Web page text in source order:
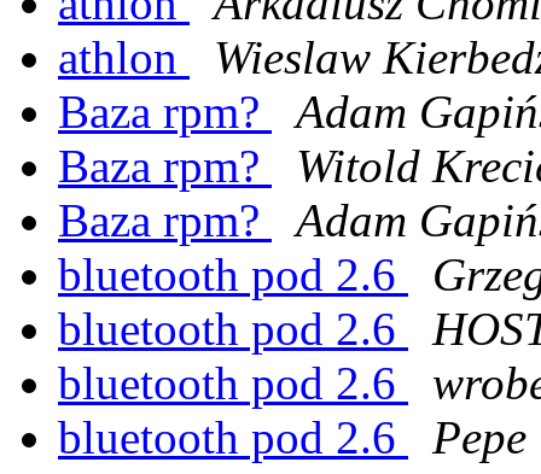
athlon
Wieslaw
Baza rpm?
Adam
Baza rpm?
Witold
Baza rpm?
Adam
bluetooth pod 2.6
bluetooth pod 2.6
bluetooth pod 2.6
bluetooth pod 2.6
Pepe